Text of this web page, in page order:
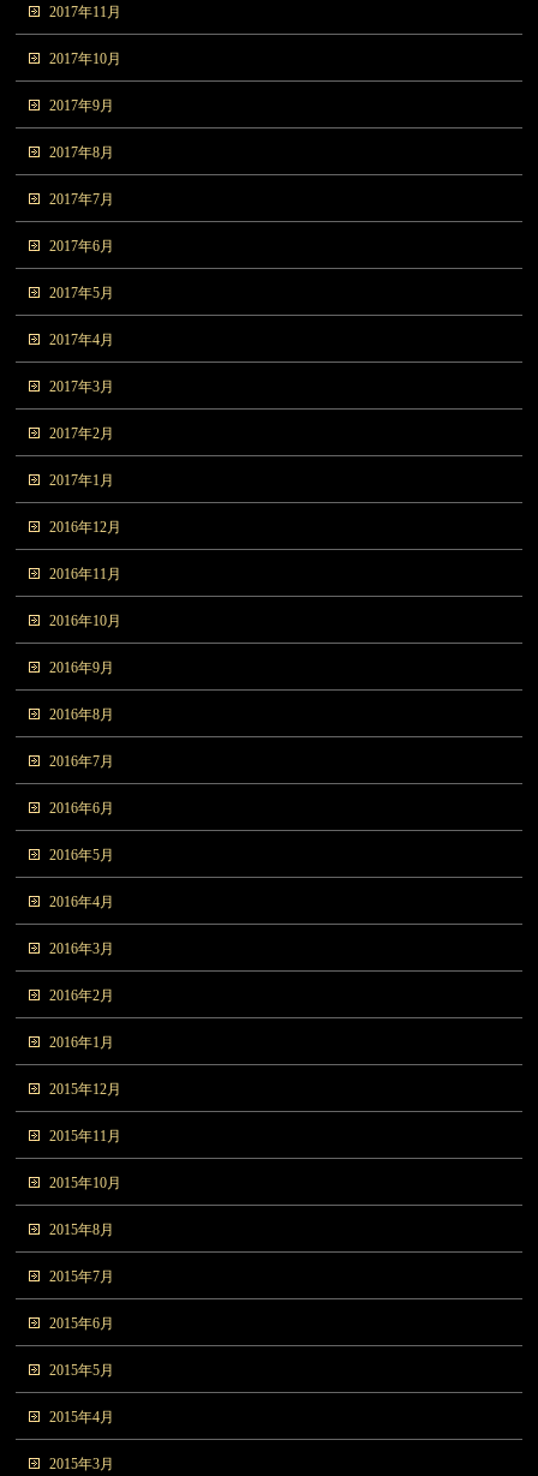
2017年11月
2017年10月
2017年9月
2017年8月
2017年7月
2017年6月
2017年5月
2017年4月
2017年3月
2017年2月
2017年1月
2016年12月
2016年11月
2016年10月
2016年9月
2016年8月
2016年7月
2016年6月
2016年5月
2016年4月
2016年3月
2016年2月
2016年1月
2015年12月
2015年11月
2015年10月
2015年8月
2015年7月
2015年6月
2015年5月
2015年4月
2015年3月